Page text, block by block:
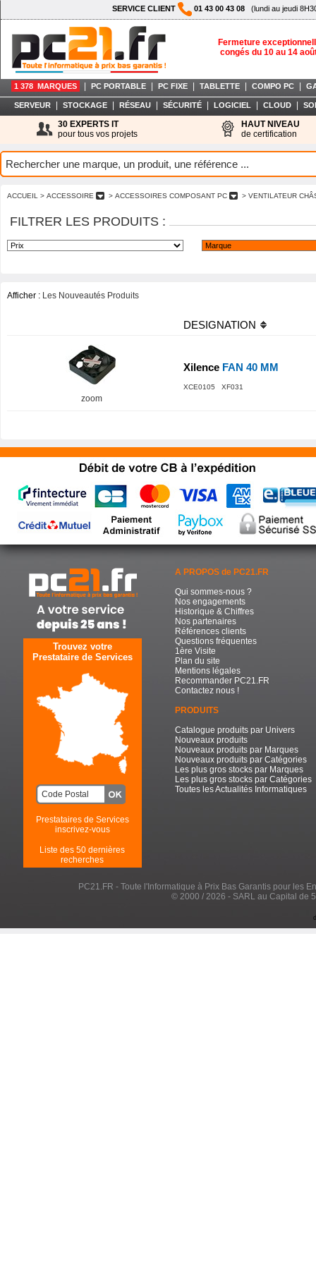
SERVICE CLIENT 01 43 00 43 08 (lundi au jeudi
Fermeture
congés du 10 au 14
1 378 MARQUES PC PORTABLE PC FIXE TABLETTE COMPO PC
SERVEUR STOCKAGE RÉSEAU SÉCURITÉ LOGICIEL CLOUD
30 EXPERTS IT
pour tous vos projets
HAUT NIVEAU
de certification
ACCUEIL > ACCESSOIRE > ACCESSOIRES COMPOSANT PC > VENTILATEUR
FILTRER LES PRODUITS :
Afficher : Les Nouveautés Produits
DESIGNATION
zoom
Xilence FAN 40 MM
XCE0105 XF031
Trouvez votre
Prestataire de Services
Prestataires de Services
inscrivez-vous
Liste des 50 dernières
recherches
A PROPOS de PC21.FR
Qui sommes-nous ?
Nos engagements
Historique & Chiffres
Nos partenaires
Références clients
Questions fréquentes
1ère Visite
Plan du site
Mentions légales
Recommander PC21.FR
Contactez nous !
PRODUITS
Catalogue produits par Univers
Nouveaux produits
Nouveaux produits par Marques
Nouveaux produits par Catégories
Les plus gros stocks par Marques
Les plus gros stocks par Catégories
Toutes les Actualités Informatiques
PC21.FR - Toute l'Informatique à Prix Bas Garantis pour les
© 2000 / 2026 - SARL au Capital de